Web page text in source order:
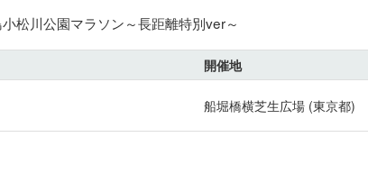
松川公園マラソン～長距離特別ver～
開催地
船堀橋横芝生広場 (東京都)